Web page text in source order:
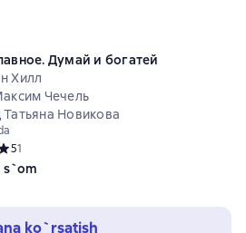
Думай и богатей
Хилл
Чечель
Новикова
рейтинг 5 на основе 1 оценок
51
s`om
ko`rsatish